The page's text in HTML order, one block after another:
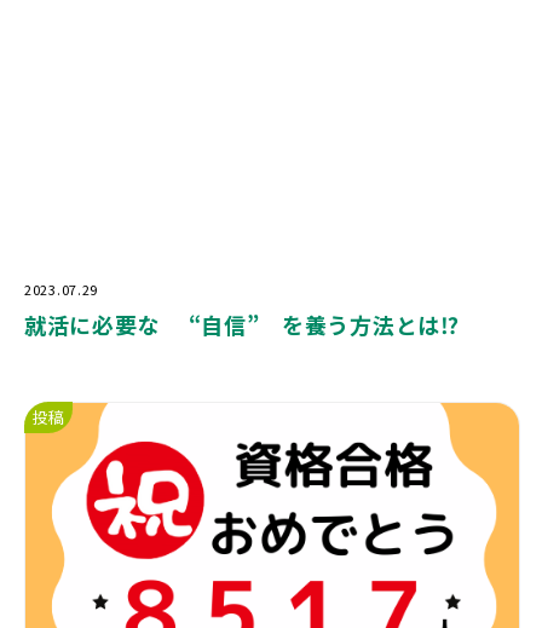
2023.07.29
就活に必要な “自信” を養う方法とは⁉️
投稿